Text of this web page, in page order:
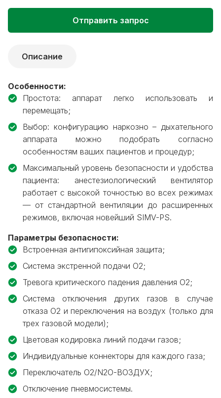
Отправить запрос
Описание
Особенности:
Простота: аппарат легко использовать и
перемещать;
Выбор: конфигурацию наркозно – дыхательного
аппарата можно подобрать согласно
особенностям ваших пациентов и процедур;
Максимальный уровень безопасности и удобства
пациента: анестезиологический вентилятор
работает с высокой точностью во всех режимах
— от стандартной вентиляции до расширенных
режимов, включая новейший SIMV-PS.
Параметры безопасности:
Встроенная антигипоксийная защита;
Система экстренной подачи О2;
Тревога критического падения давления О2;
Система отключения других газов в случае
отказа О2 и переключения на воздух (только для
трех газовой модели);
Цветовая кодировка линий подачи газов;
Индивидуальные коннекторы для каждого газа;
Переключатель О2/N2O-ВОЗДУХ;
Отключение пневмосистемы.